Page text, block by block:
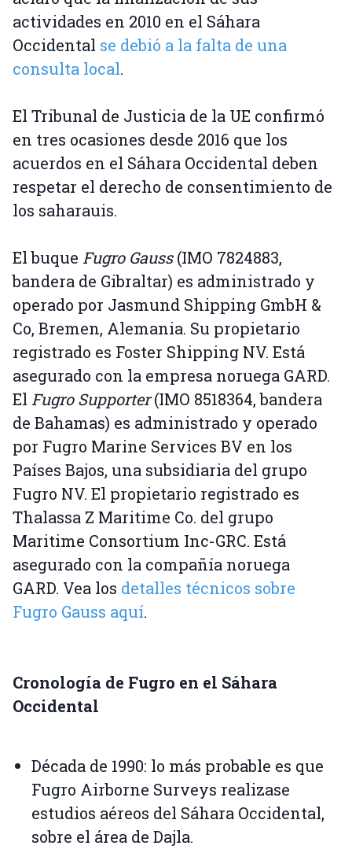
actividades en 2010 en el Sáhara
Occidental se debió a la falta de una
consulta local.
El Tribunal de Justicia de la UE confirmó
en tres ocasiones desde 2016 que los
acuerdos en el Sáhara Occidental deben
respetar el derecho de consentimiento de
los saharauis.
El buque Fugro Gauss(IMO 7824883,
bandera de Gibraltar) es administrado y
operado por Jasmund Shipping GmbH &
Co, Bremen, Alemania. Su propietario
registrado es Foster Shipping NV. Está
asegurado con la empresa noruega GARD.
El Fugro Supporter(IMO 8518364, bandera
de Bahamas) es administrado y operado
por Fugro Marine Services BV en los
Países Bajos, una subsidiaria del grupo
Fugro NV. El propietario registrado es
Thalassa Z Maritime Co. del grupo
Maritime Consortium Inc-GRC. Está
asegurado con la compañía noruega
GARD. Vea los detalles técnicos sobre
Fugro Gauss aquí.
Cronología de Fugro en el Sáhara
Occidental
Década de 1990: lo más probable es que
Fugro Airborne Surveys realizase
estudios aéreos del Sáhara Occidental,
sobre el área de Dajla.